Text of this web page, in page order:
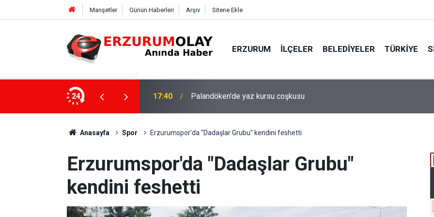
Manşetler Günün Haberleri Arşiv Sitene Ekle
ERZURUM İLÇELER BELEDIYELER TÜRKIYE
24 17:37 TÜBİTAK desteği aldı
Anasayfa Spor Erzurumspor'da "Dadaşlar Grubu" kendini feshetti
Erzurumspor'da "Dadaşlar Grubu"
kendini feshetti